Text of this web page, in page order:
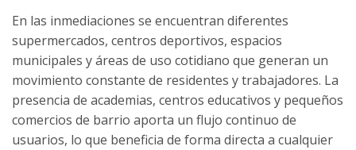
En las inmediaciones se encuentran diferentes
supermercados, centros deportivos, espacios
municipales y áreas de uso cotidiano que generan un
movimiento constante de residentes y trabajadores. La
presencia de academias, centros educativos y pequeños
comercios de barrio aporta un flujo continuo de
usuarios, lo que beneficia de forma directa a cualquier